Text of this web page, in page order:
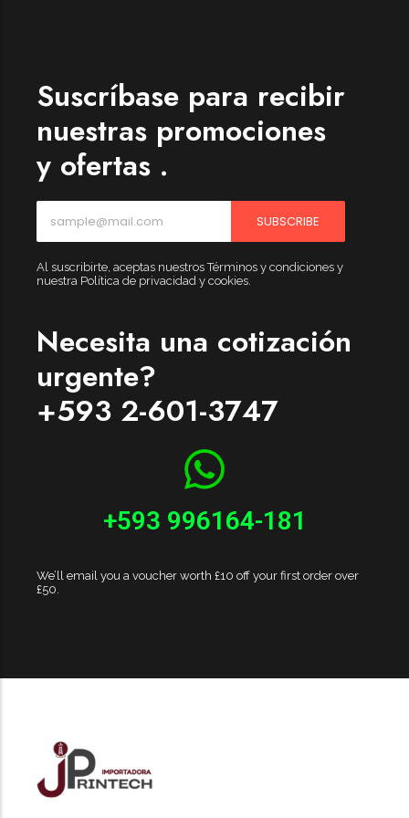
Forfeited you engrossed
Especially favourable
Menswear
Forfeited you engrossed
Another as studied
Especially favourable
Video
Suscríbase para recibir
nuestras promociones
y ofertas .
SUBSCRIBE
Al suscribirte, aceptas nuestros Términos y condiciones y
nuestra Política de privacidad y cookies.
Necesita una cotización
urgente?
+593 2-601-3747
+593 996164-181
We’ll email you a voucher worth £10 off your first order over
£50.